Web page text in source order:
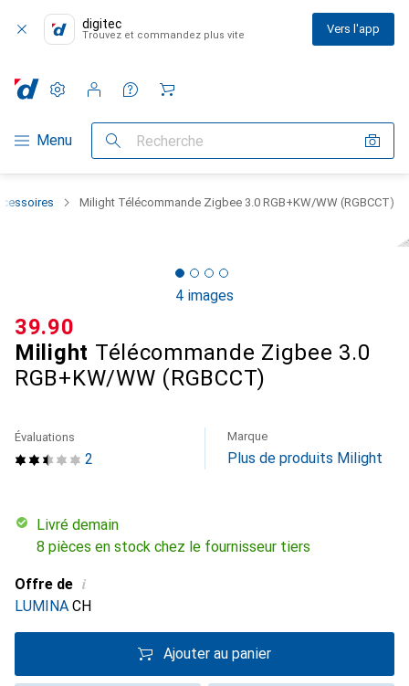
digitec
Trouvez et commandez plus vite Vers l'app
Navigation par catégorie
Menu Recherche
Paramètres
Compte client
Listes de comparaison
Listes d'envies
Panier
Milight Télécommande Zigbee 3.0 RGB+KW/WW (RGBCCT)
4 images
Milight Télécommande Zigbee 3.0
RGB+KW/WW (RGBCCT)
CHF
39.90
2
Évaluations Marque
Plus de produits Milight
Livré demain
8 pièces en stock chez le fournisseur tiers
Offre de i
LUMINA CH
Ajouter au panier